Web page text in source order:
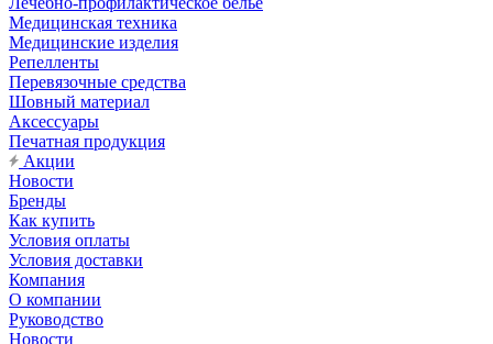
Медицинская техника
Медицинские изделия
Репелленты
Перевязочные средства
Шовный материал
Аксессуары
Печатная продукция
Акции
Новости
Бренды
Как купить
Условия оплаты
Условия доставки
Компания
О компании
Руководство
Новости